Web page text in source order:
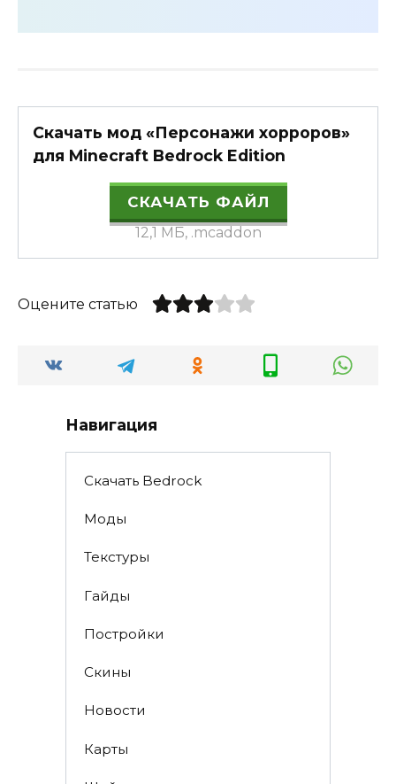
Скачать мод «Персонажи хорроров»
для Minecraft Bedrock Edition
СКАЧАТЬ ФАЙЛ
12,1 МБ, .mcaddon
Оцените статью
Навигация
Скачать Bedrock
Моды
Текстуры
Гайды
Постройки
Скины
Новости
Карты